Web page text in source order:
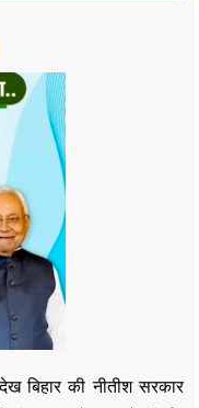
बिहार की नीतीश सरकार